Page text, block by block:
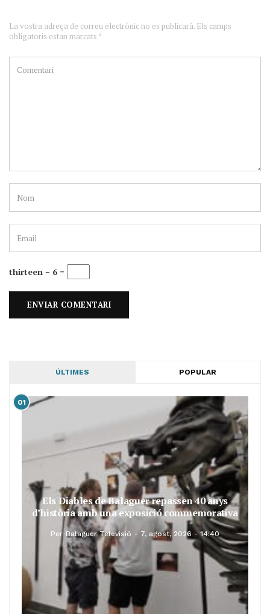
La vostra adreça de correu electrònic no es publicarà. Els camps
obligatoris estan marcats *
thirteen − 6 =
ÚLTIMES POPULAR
01
Els Diables de Balaguer repassen 40 anys
d’història amb una exposició commemorativa
Per Balaguer Televisió 7, agost, 2026 - 14:40